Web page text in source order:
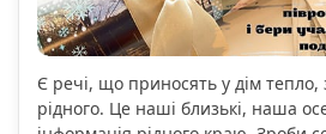
Є речі, що приносять у дім тепло,
рідного. Це наші близькі, наша